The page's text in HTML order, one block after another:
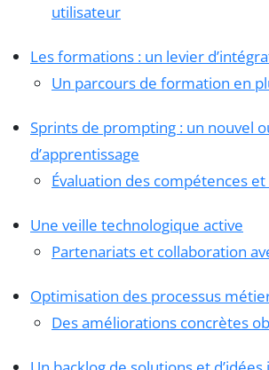
utilisateur
Les formations : un levier
Un parcours de formation en
Sprints de prompting : un nouvel
d’apprentissage
Évaluation des compétences
Une veille technologique active
Partenariats et collaboration
Optimisation des processus
Des améliorations concrètes